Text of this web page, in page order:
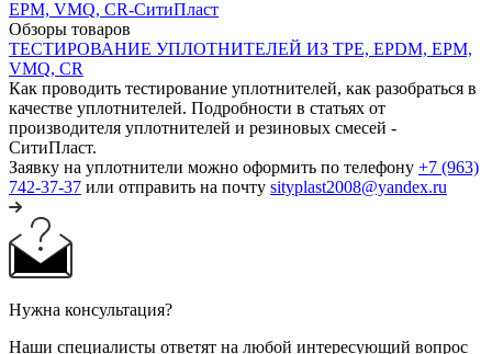
Обзоры товаров
ТЕСТИРОВАНИЕ УПЛОТНИТЕЛЕЙ ИЗ TPE, EPDM, EPM,
VMQ, CR
Как проводить тестирование уплотнителей, как разобраться в
качестве уплотнителей. Подробности в статьях от
производителя уплотнителей и резиновых смесей -
СитиПласт.
Заявку на уплотнители можно оформить по телефону +7 (963)
742-37-37 или отправить на почту sityplast2008@yandex.ru
Нужна консультация?
Наши специалисты ответят на любой интересующий вопрос